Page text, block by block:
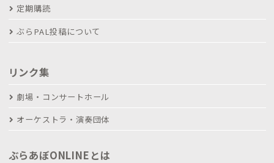
定期購読
ぶらPAL投稿について
リンク集
劇場・コンサートホール
オーケストラ・演奏団体
ぶらあぼONLINEとは